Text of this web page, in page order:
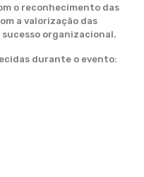
o reconhecimento das
a valorização das
organizacional.
durante o evento: